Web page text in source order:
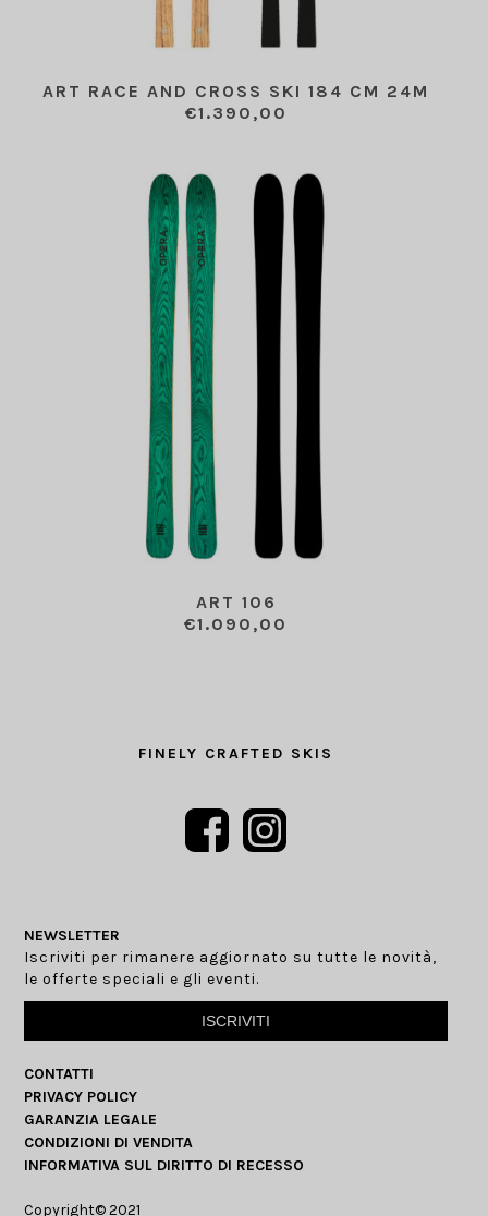
ART RACE AND CROSS SKI 184 CM 24M
€1.390,00
ART 106
€1.090,00
FINELY CRAFTED SKIS
CONTATTI
PRIVACY POLICY
GARANZIA LEGALE
CONDIZIONI DI VENDITA
INFORMATIVA SUL DIRITTO DI RECESSO
NEWSLETTER
Iscriviti per rimanere aggiornato su tutte le novità,
le offerte speciali e gli eventi.
ISCRIVITI
Copyright© 2021